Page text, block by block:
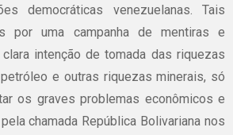
democráticas venezuelanas. Tais
por uma campanha de mentiras e
intenção de tomada das riquezas
e outras riquezas minerais, só
os graves problemas econômicos e
chamada República Bolivariana nos